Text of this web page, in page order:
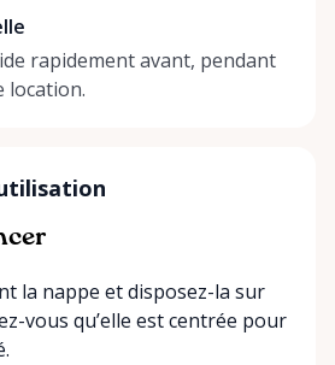
rapidement avant, pendant
location.
la nappe et disposez-la sur
vous qu’elle est centrée pour